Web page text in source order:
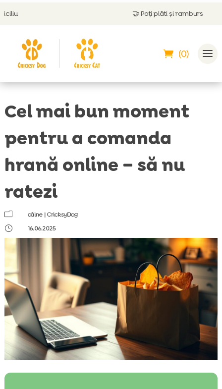
Poți plăti și ramburs
(0)
Cel mai bun moment
pentru a comanda
hrană online – să nu
ratezi
m câine |CricksyDog
}
16.06.2025